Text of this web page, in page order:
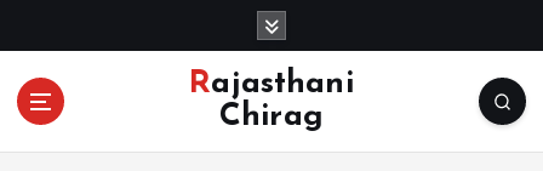
o
Rajasthani
Chirag